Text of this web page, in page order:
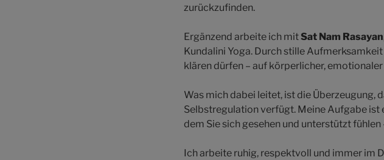
zurückzufinden.
Ergänzend arbeite ich mitSat Nam Rasayan
Kundalini Yoga. Durch stille
klären dürfen – auf körperlicher,
Was mich dabei leitet, ist die Überzeugung,
Selbstregulation verfügt. Meine Aufgabe ist
dem Sie sich gesehen und unterstützt
Ich arbeite ruhig, respektvoll und immer im